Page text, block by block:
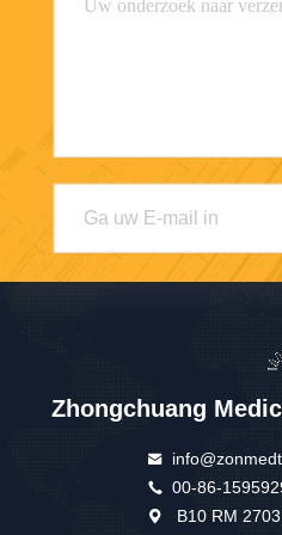
Zhongchuang
00-86-
B10 RM